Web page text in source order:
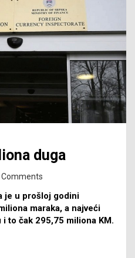
duga
Comments
je u prošloj godini
maraka, a najveći
to čak 295,75 miliona KM.